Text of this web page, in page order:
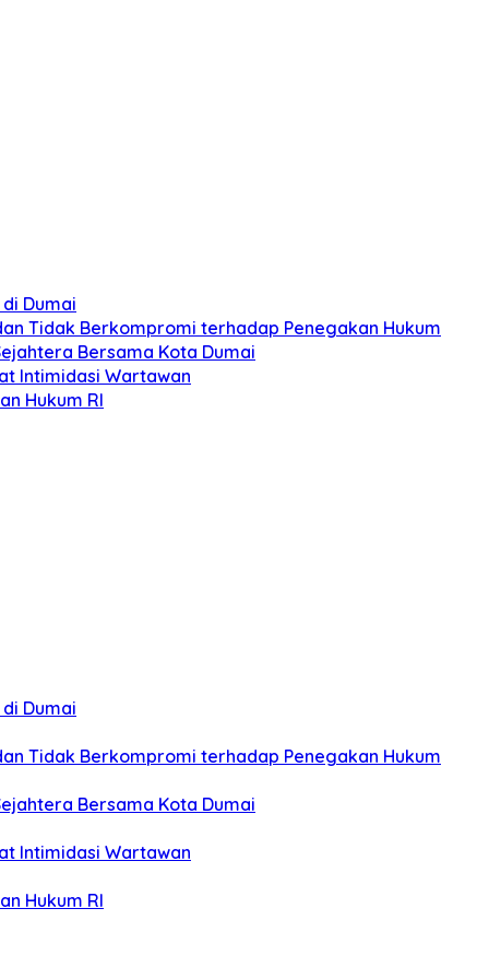
Dumai
Tidak Berkompromi terhadap Penegakan Hukum
Bersama Kota Dumai
Intimidasi Wartawan
Hukum RI
Dumai
Tidak Berkompromi terhadap Penegakan Hukum
Bersama Kota Dumai
Intimidasi Wartawan
Hukum RI